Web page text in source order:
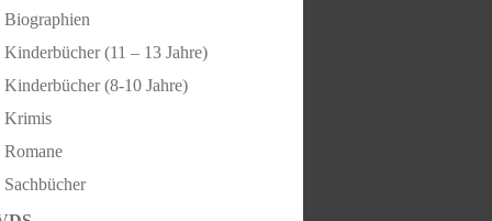
Biographien
Kinderbücher (11 – 13 Jahre)
Kinderbücher (8-10 Jahre)
Krimis
Romane
Sachbücher